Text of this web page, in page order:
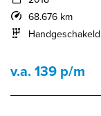
68.676 km
Handgeschakeld
v.a. 139 p/m